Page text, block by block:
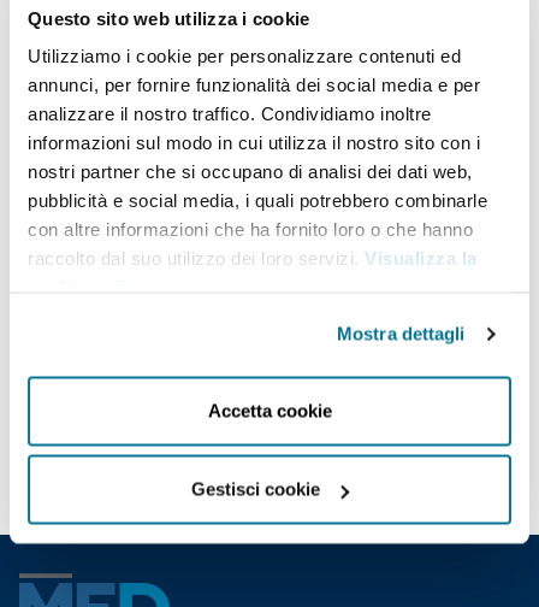
Questo sito web utilizza i cookie
Utilizziamo i cookie per personalizzare contenuti ed
annunci, per fornire funzionalità dei social media e per
analizzare il nostro traffico. Condividiamo inoltre
informazioni sul modo in cui utilizza il nostro sito con i
nostri partner che si occupano di analisi dei dati web,
pubblicità e social media, i quali potrebbero combinarle
con altre informazioni che ha fornito loro o che hanno
raccolto dal suo utilizzo dei loro servizi. Visualizza la
Mostra dettagli
Accetta cookie
Gestisci cookie
Manal Radwan
Counsellor, Ministry of Foreign
Affairs, Saudi Arabia
Manal Radwan is aCounsellor, Office of the Minister
in Paris, Ile-de-France. Previously, Manal was a
Secretary at United Nations of Bhutan and also held
positions at Saudi Mission to the United Nations,
Royal Embassy of Saudi Arabia.